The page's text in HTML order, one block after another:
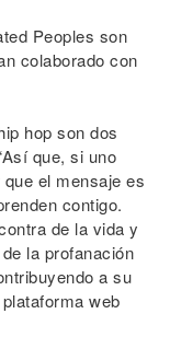
Peoples son
colaborado con
hop son dos
que, si uno
el mensaje es
contigo.
de la vida y
la profanación
a su
web